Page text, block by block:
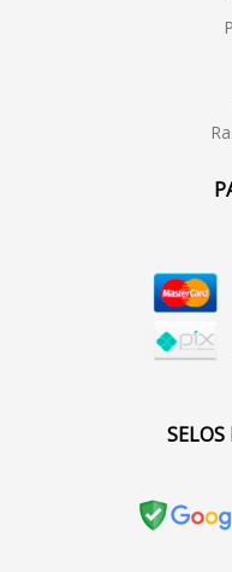
SELOS